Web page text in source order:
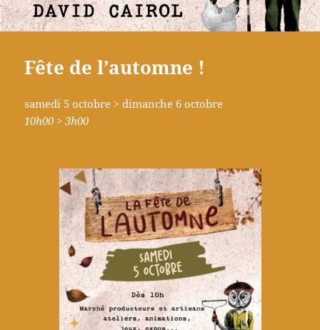
Fête de l’automne !
samedi 5 octobre > dimanche 6 octobre
10h00 > 3h00